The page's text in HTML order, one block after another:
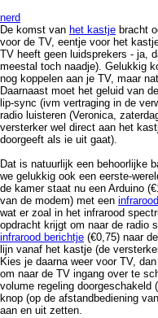
nerd
De komst van het kastje bracht
voor de TV, eentje voor het
TV heeft geen luidsprekers - ja,
meestal toch naadje). Gelukkig
nog koppelen aan je TV, maar
Daarnaast moet het geluid van
lip-sync (ivm vertraging in de
radio luisteren (Veronica,
versterker wel direct aan het
doorgeeft als ie uit gaat).
Dat is natuurlijk een behoorlijke
we gelukkig ook een eerste-
de kamer staat nu een Arduino
van de modem) met een
wat er zoal in het infrarood
opdracht krijgt om naar de radio
infrarood berichtje (€0,75) naar
lijn vanaf het kastje (de
Kies je daarna weer voor TV,
om naar de TV ingang over te
volume regeling
knop (op de afstandbediening
aan en uit zetten.